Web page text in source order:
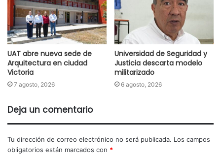
UAT abre nueva sede de
Arquitectura en ciudad
Victoria
7 agosto, 2026
Universidad de Seguridad y
Justicia descarta modelo
militarizado
6 agosto, 2026
Deja un comentario
Tu dirección de correo electrónico no será publicada. Los campos
obligatorios están marcados con *